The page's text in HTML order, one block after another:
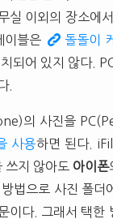
실 이외의 장소에
이블은
돌돌이
되어 있지 않다.
.
의 사진을
사용하면 된다.
쓰지 않아도 아이폰
법으로 사진 폴
이다. 그래서 택